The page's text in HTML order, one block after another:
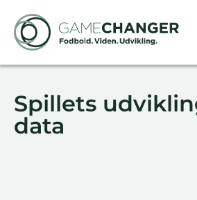
Spillets
data